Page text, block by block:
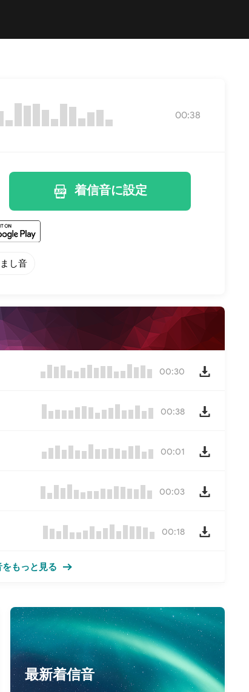
00:38
着信音に設定
し音
00:30
00:38
00:01
00:03
00:18
もっと見る
最新着信音